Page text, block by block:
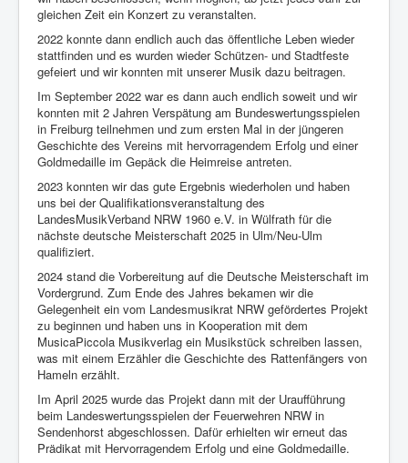
gleichen Zeit ein Konzert zu veranstalten.
2022 konnte dann endlich auch das öffentliche Leben wieder
stattfinden und es wurden wieder Schützen- und Stadtfeste
gefeiert und wir konnten mit unserer Musik dazu beitragen.
Im September 2022 war es dann auch endlich soweit und wir
konnten mit 2 Jahren Verspätung am Bundeswertungsspielen
in Freiburg teilnehmen und zum ersten Mal in der jüngeren
Geschichte des Vereins mit hervorragendem Erfolg und einer
Goldmedaille im Gepäck die Heimreise antreten.
2023 konnten wir das gute Ergebnis wiederholen und haben
uns bei der Qualifikationsveranstaltung des
LandesMusikVerband NRW 1960 e.V. in Wülfrath für die
nächste deutsche Meisterschaft 2025 in Ulm/Neu-Ulm
qualifiziert.
2024 stand die Vorbereitung auf die Deutsche Meisterschaft im
Vordergrund. Zum Ende des Jahres bekamen wir die
Gelegenheit ein vom Landesmusikrat NRW gefördertes Projekt
zu beginnen und haben uns in Kooperation mit dem
MusicaPiccola Musikverlag ein Musikstück schreiben lassen,
was mit einem Erzähler die Geschichte des Rattenfängers von
Hameln erzählt.
Im April 2025 wurde das Projekt dann mit der Uraufführung
beim Landeswertungsspielen der Feuerwehren NRW in
Sendenhorst abgeschlossen. Dafür erhielten wir erneut das
Prädikat mit Hervorragendem Erfolg und eine Goldmedaille.